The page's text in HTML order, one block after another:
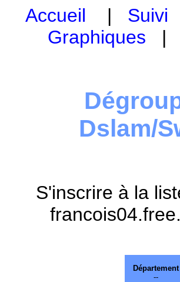
Accueil | Suivi
Graphiques |
Dslam/
S'inscrire à la
Département
--